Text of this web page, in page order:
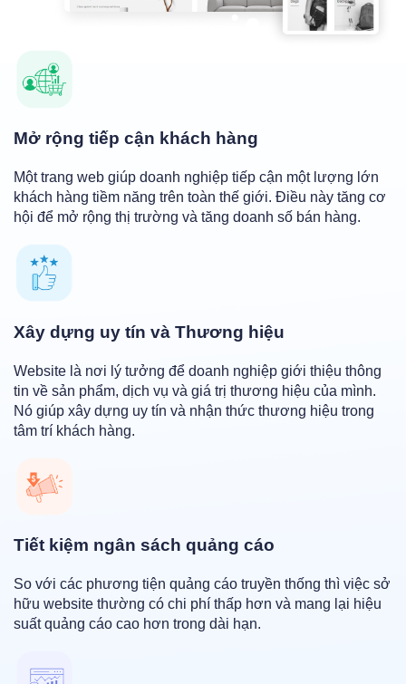
Mở rộng tiếp cận khách hàng
Một trang web giúp doanh nghiệp tiếp cận một lượng lớn
khách hàng tiềm năng trên toàn thế giới. Điều này tăng cơ
hội để mở rộng thị trường và tăng doanh số bán hàng.
Xây dựng uy tín và Thương hiệu
Website là nơi lý tưởng để doanh nghiệp giới thiệu thông
tin về sản phẩm, dịch vụ và giá trị thương hiệu của mình.
Nó giúp xây dựng uy tín và nhận thức thương hiệu trong
tâm trí khách hàng.
Tiết kiệm ngân sách quảng cáo
So với các phương tiện quảng cáo truyền thống thì việc sở
hữu website thường có chi phí thấp hơn và mang lại hiệu
suất quảng cáo cao hơn trong dài hạn.